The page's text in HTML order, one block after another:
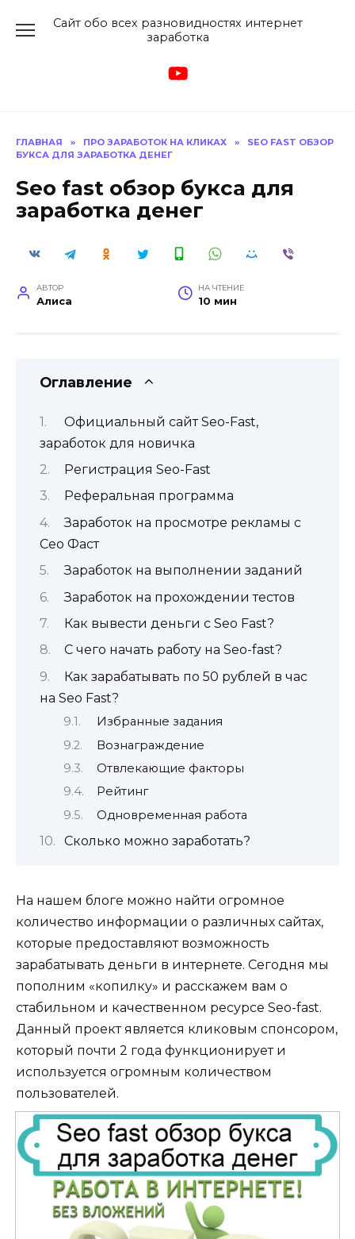
Сайт обо всех разновидностях интернет
заработка
ГЛАВНАЯ » ПРО ЗАРАБОТОК НА КЛИКАХ »
SEO FAST ОБЗОР
БУКСА ДЛЯ ЗАРАБОТКА ДЕНЕГ
Seo fast обзор букса для
заработка денег
АВТОР
Алиса
НА ЧТЕНИЕ
10 мин
Оглавление
Официальный сайт Seo-Fast,
заработок для новичка
Регистрация Seo-Fast
Реферальная программа
Заработок на просмотре рекламы с
Сео Фаст
Заработок на выполнении заданий
Заработок на прохождении тестов
Как вывести деньги с Seo Fast?
С чего начать работу на Seo-fast?
Как зарабатывать по 50 рублей в час
на Seo Fast?
Избранные задания
Вознаграждение
Отвлекающие факторы
Рейтинг
Одновременная работа
Сколько можно заработать?
На нашем блоге можно найти огромное
количество информации о различных сайтах,
которые предоставляют возможность
зарабатывать деньги в интернете. Сегодня мы
пополним «копилку» и расскажем вам о
стабильном и качественном ресурсе Seo-fast.
Данный проект является кликовым спонсором,
который почти 2 года функционирует и
используется огромным количеством
пользователей.